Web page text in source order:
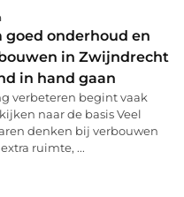
goed onderhoud en
in Zwijndrecht
in hand gaan
verbeteren begint vaak
naar de basis Veel
denken bij verbouwen
ruimte, ...